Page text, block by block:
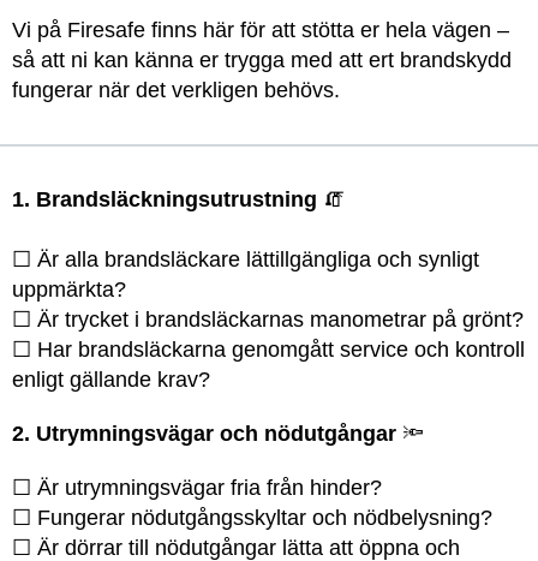
Vi på Firesafe finns här för att stötta er hela vägen –
så att ni kan känna er trygga med att ert brandskydd
fungerar när det verkligen behövs.
1. Brandsläckningsutrustning 🧯
☐ Är alla brandsläckare lättillgängliga och synligt
uppmärkta?
☐ Är trycket i brandsläckarnas manometrar på grönt?
☐ Har brandsläckarna genomgått service och kontroll
enligt gällande krav?
2. Utrymningsvägar och nödutgångar 🔦
☐ Är utrymningsvägar fria från hinder?
☐ Fungerar nödutgångsskyltar och nödbelysning?
☐ Är dörrar till nödutgångar lätta att öppna och